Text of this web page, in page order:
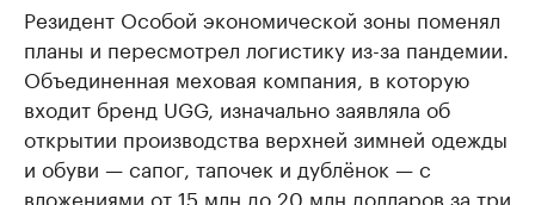
Резидент Особой экономической зоны поменял
планы и пересмотрел логистику из-за пандемии.
Объединенная меховая компания, в которую
входит бренд UGG, изначально заявляла об
открытии производства верхней зимней одежды
и обуви — сапог, тапочек и дублёнок — с
вложениями от 15 млн до 20 млн долларов за три